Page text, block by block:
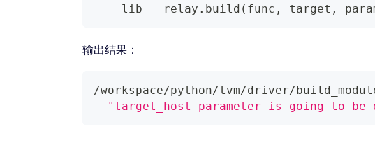
    lib
= relay . build ( func , target ,
输出结果：
/workspace/python/tvm/driver/
"target_host parameter is going to be